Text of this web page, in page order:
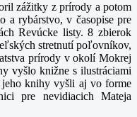
zážitky z prírody a potom
a rybárstvo, v časopise pre
Revúcke listy. 8 zbierok
stretnutí poľovníkov,
prírody v okolí Mokrej
vyšlo knižne s ilustráciami
knihy vyšli aj vo forme
pre nevidiacich Mateja